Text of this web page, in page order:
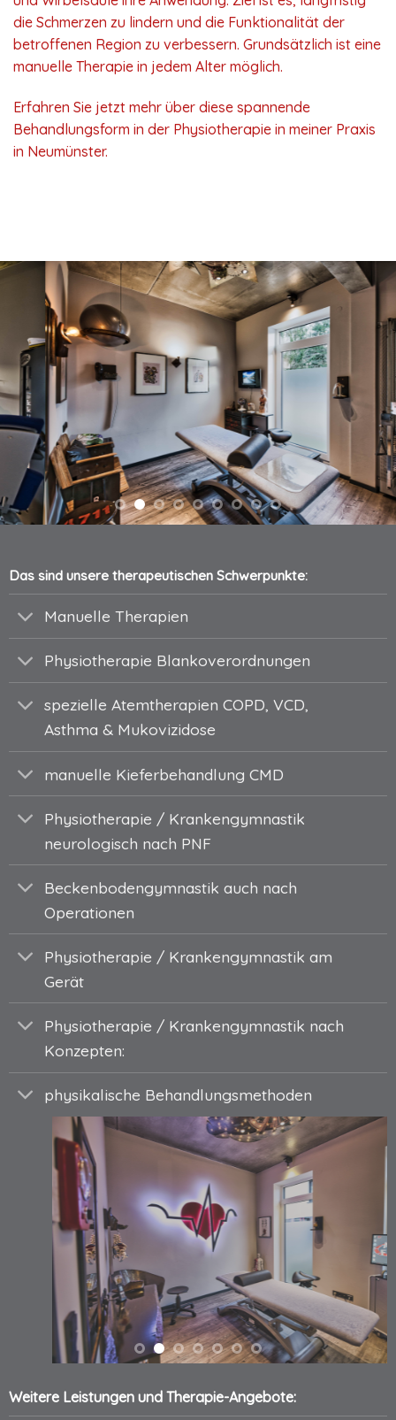
die Schmerzen zu lindern und die Funktionalität der
betroffenen Region zu verbessern. Grundsätzlich ist eine
manuelle Therapie in jedem Alter möglich.
Erfahren Sie jetzt mehr über diese spannende
Behandlungsform in der Physiotherapie in meiner Praxis
in Neumünster.
Das sind unsere therapeutischen Schwerpunkte:
Manuelle Therapien
Physiotherapie Blankoverordnungen
spezielle Atemtherapien COPD, VCD,
Asthma & Mukovizidose
manuelle Kieferbehandlung CMD
Physiotherapie / Krankengymnastik
neurologisch nach PNF
Beckenbodengymnastik auch nach
Operationen
Physiotherapie / Krankengymnastik am
Gerät
Physiotherapie / Krankengymnastik nach
Konzepten:
physikalische Behandlungsmethoden
Weitere Leistungen und Therapie-Angebote: